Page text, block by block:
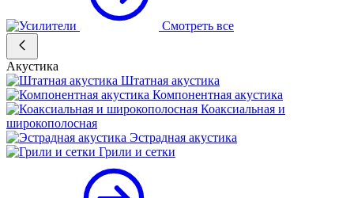
Смотреть все
Акустика
Штатная акустика
Компонентная акустика
Коаксиальная и
широкополосная
Эстрадная акустика
Грили и сетки